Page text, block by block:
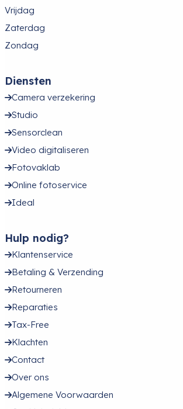
Vrijdag
Zaterdag
Zondag
Diensten
Camera verzekering
Studio
Sensorclean
Video digitaliseren
Fotovaklab
Online fotoservice
Ideal
Hulp nodig?
Klantenservice
Betaling & Verzending
Retourneren
Reparaties
Tax-Free
Klachten
Contact
Over ons
Algemene Voorwaarden